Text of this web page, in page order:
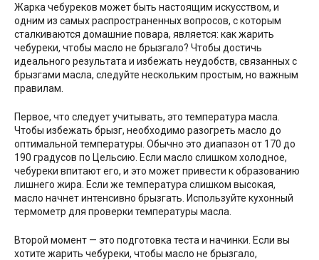
Жарка чебуреков может быть настоящим искусством, и
одним из самых распространенных вопросов, с которым
сталкиваются домашние повара, является: как жарить
чебуреки, чтобы масло не брызгало? Чтобы достичь
идеального результата и избежать неудобств, связанных с
брызгами масла, следуйте нескольким простым, но важным
правилам.
Первое, что следует учитывать, это температура масла.
Чтобы избежать брызг, необходимо разогреть масло до
оптимальной температуры. Обычно это диапазон от 170 до
190 градусов по Цельсию. Если масло слишком холодное,
чебуреки впитают его, и это может привести к образованию
лишнего жира. Если же температура слишком высокая,
масло начнет интенсивно брызгать. Используйте кухонный
термометр для проверки температуры масла.
Второй момент — это подготовка теста и начинки. Если вы
хотите жарить чебуреки, чтобы масло не брызгало,